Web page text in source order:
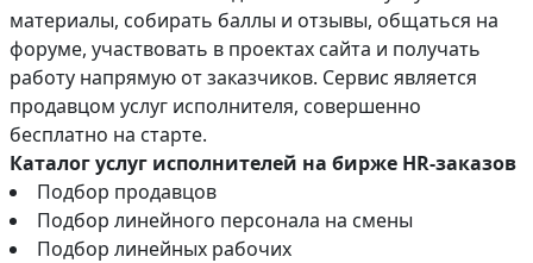
материалы, собирать баллы и отзывы, общаться на
форуме, участвовать в проектах сайта и получать
работу напрямую от заказчиков. Сервис является
продавцом услуг исполнителя, совершенно
бесплатно на старте.
Каталог услуг исполнителей на бирже HR-заказов
Подбор продавцов
Подбор линейного персонала на смены
Подбор линейных рабочих